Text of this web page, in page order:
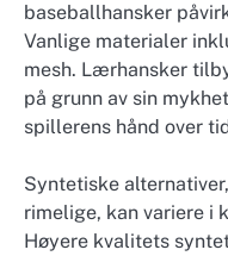
baseballhansker
Vanlige materialer
mesh. Lærhansker
på grunn av sin
spillerens hånd over
Syntetiske
rimelige, kan variere i
Høyere kvalitets